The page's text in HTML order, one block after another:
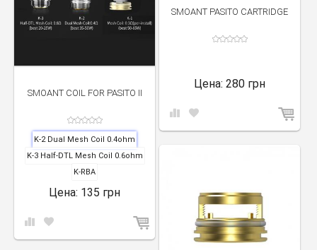
SMOANT PASITO CARTRIDGE
Цена: 280 грн
SMOANT COIL FOR PASITO II
K-2 Dual Mesh Coil 0.4ohm
K-3 Half-DTL Mesh Coil 0.6ohm
K-RBA
Цена: 135 грн